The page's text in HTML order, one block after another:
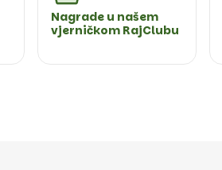
Nagrade u našem
vjerničkom RajClubu